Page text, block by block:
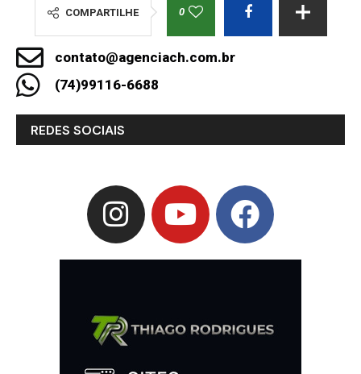
COMPARTILHE 0
contato@agenciach.com.br
(74)99116-6688
REDES SOCIAIS